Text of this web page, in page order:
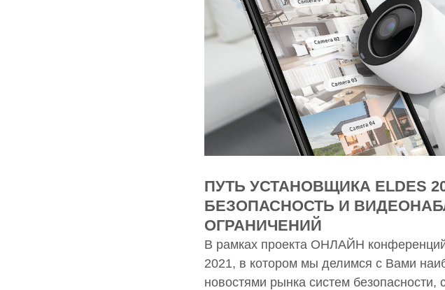
ПУТЬ УСТАНОВЩИКА ELDES
БЕЗОПАСНОСТЬ И
ОГРАНИЧЕНИЙ
В рамках проекта ОНЛАЙН
2021, в котором мы делимся с Вами
новостями рынка систем